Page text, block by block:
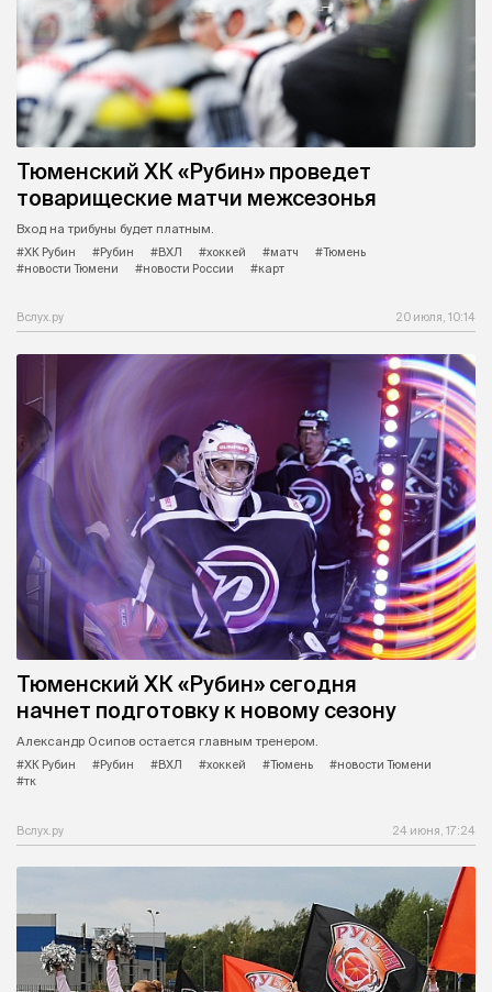
Тюменский ХК «Рубин» проведет
товарищеские матчи межсезонья
Вход на трибуны будет платным.
#ХК Рубин
#Рубин #ВХЛ #хоккей #матч
#Тюмень
#новости Тюмени
#новости России #карт
Вслух.ру 20 июля, 10:14
Тюменский ХК «Рубин» сегодня
начнет подготовку к новому сезону
Александр Осипов остается главным тренером.
#ХК Рубин
#Рубин #ВХЛ #хоккей #Тюмень
#новости Тюмени
#тк
Вслух.ру 24 июня, 17:24